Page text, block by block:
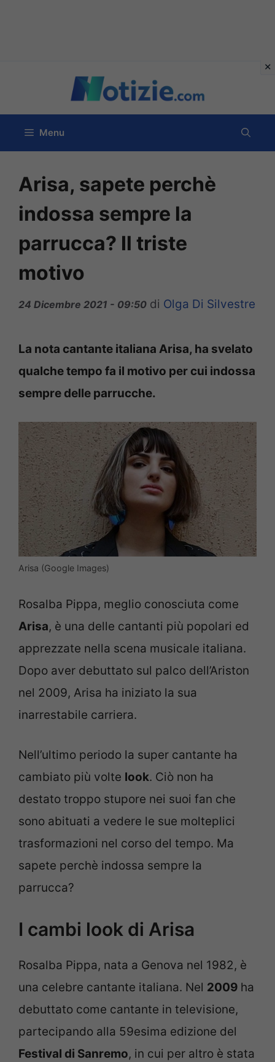
contenuto
Menu
Arisa, sapete perchè
indossa sempre la
parrucca? Il triste
motivo
24 Dicembre 2021 - 09:50 di Olga Di Silvestre
La nota cantante italiana Arisa, ha svelato
qualche tempo fa il motivo per cui indossa
sempre delle parrucche.
Arisa (Google Images)
Rosalba Pippa, meglio conosciuta come
Arisa, è una delle cantanti più popolari ed
apprezzate nella scena musicale italiana.
Dopo aver debuttato sul palco dell’Ariston
nel 2009, Arisa ha iniziato la sua
inarrestabile carriera.
Nell’ultimo periodo la super cantante ha
cambiato più volte look. Ciò non ha
destato troppo stupore nei suoi fan che
sono abituati a vedere le sue molteplici
trasformazioni nel corso del tempo. Ma
sapete perchè indossa sempre la
parrucca?
I cambi look di Arisa
Rosalba Pippa, nata a Genova nel 1982, è
una celebre cantante italiana. Nel 2009 ha
debuttato come cantante in televisione,
partecipando alla 59esima edizione del
Festival di Sanremo, in cui per altro è stata